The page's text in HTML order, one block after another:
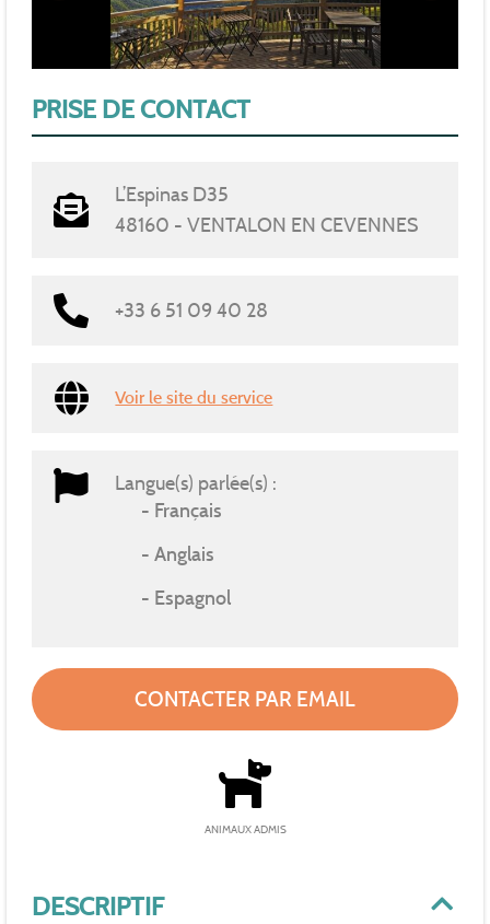
DESCRIPTIF
PRISE DE CONTACT
L’Espinas D35
48160 - VENTALON EN CEVENNES
+33 6 51 09 40 28
Voir le site du service
Langue(s) parlée(s) :
Français
Anglais
Espagnol
CONTACTER PAR EMAIL
ANIMAUX ADMIS